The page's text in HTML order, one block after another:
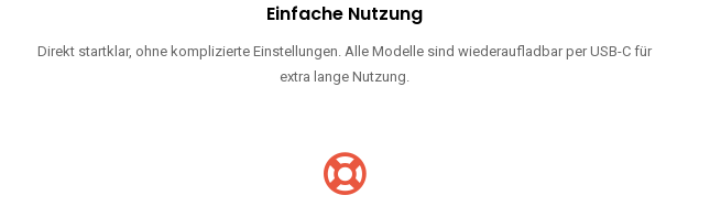
Einfache Nutzung
Direkt startklar, ohne komplizierte Einstellungen. Alle Modelle sind wiederaufladbar per USB-C für
extra lange Nutzung.